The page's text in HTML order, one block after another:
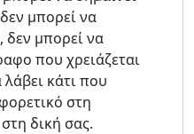
μπορεί να
δεν μπορεί να
που χρειάζεται
κάτι που
στη
δική σας.